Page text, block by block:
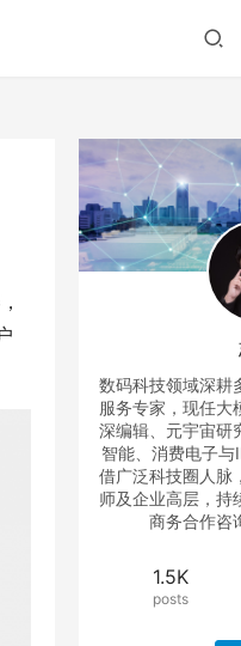
数码科技领域深耕
服务专家，现任大
深编辑、元宇宙研
智能、消费电子
借广泛科技圈人脉
师及企业高层，持
商务合作咨
1.5K
posts